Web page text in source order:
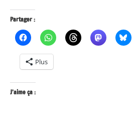
Partager :
Plus
J’aime ça :